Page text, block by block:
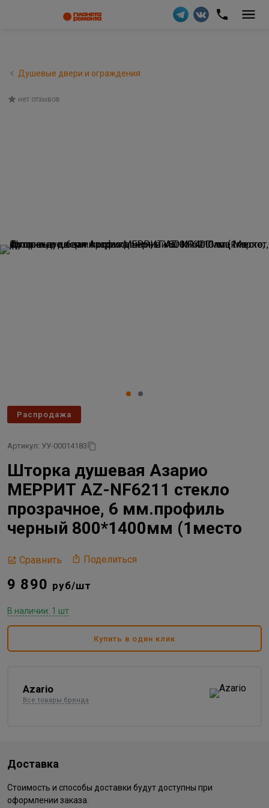
Душевые двери и ограждения
нет отзывов
Распродажа
Артикул: УУ-00014183
Шторка душевая Азарио
МЕРРИТ AZ-NF6211 стекло
прозрачное, 6 мм.профиль
черный 800*1400мм (1место
Сравнить Поделиться
9 890 руб/шт
В наличии: 1 шт
Купить в один клик
Azario
Все товары бренда
Доставка
Стоимость и способы доставки будут доступны при
оформлении заказа.